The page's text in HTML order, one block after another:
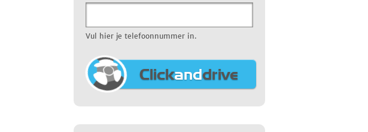
Vul hier je telefoonnummer in.
Clickanddrive